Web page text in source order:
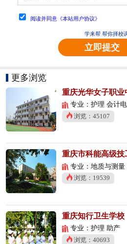
阅读并同意《本站用户协议》
学来帮 帮你择校
立即提交
更多浏览
专业：护理 会计电算
浏览：45107
重庆市科能高级技
专业：地质与测量 机电技术
浏览：19539
重庆知行卫生学校
专业：护理 助产
浏览：40693